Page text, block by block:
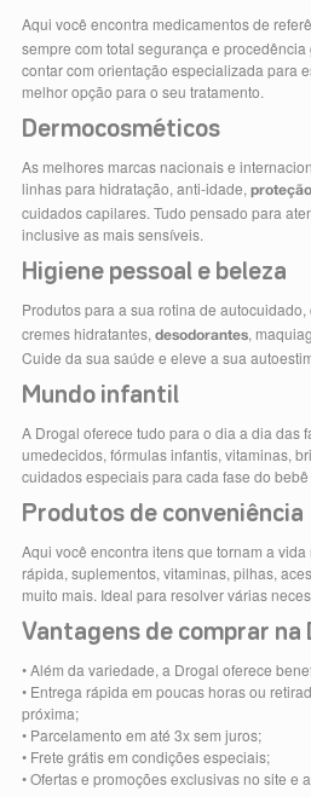
Aqui você encontra medicamentos de
sempre com total segurança e
contar com orientação especializada para
melhor opção para o seu tratamento.
Dermocosméticos
As melhores marcas nacionais e
linhas para hidratação, anti-idade,
cuidados capilares. Tudo pensado para
inclusive as mais sensíveis.
Higiene pessoal e beleza
Produtos para a sua rotina de autocuidado,
cremes hidratantes, desodorantes,
Cuide da sua saúde e eleve a sua
Mundo infantil
A Drogal oferece tudo para o dia a dia das
umedecidos, fórmulas infantis, vitaminas,
cuidados especiais para cada fase do
Produtos de conveniência
Aqui você encontra itens que tornam a
rápida, suplementos, vitaminas, pilhas,
muito mais. Ideal para resolver várias
Vantagens de comprar na
• Além da variedade, a Drogal oferece
• Entrega rápida em poucas horas ou
próxima;
• Parcelamento em até 3x sem juros;
• Frete grátis em condições especiais;
• Ofertas e promoções exclusivas no site e